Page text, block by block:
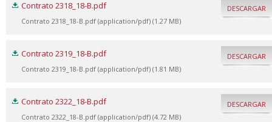
Contrato 2318_18-B.pdf
Contrato 2318_18-B.pdf (application/pdf) (1.27 MB)
DESCARGAR
Contrato 2319_18-B.pdf
Contrato 2319_18-B.pdf (application/pdf) (1.81 MB)
DESCARGAR
Contrato 2322_18-B.pdf
Contrato 2322_18-B.pdf (application/pdf) (4.72 MB)
DESCARGAR